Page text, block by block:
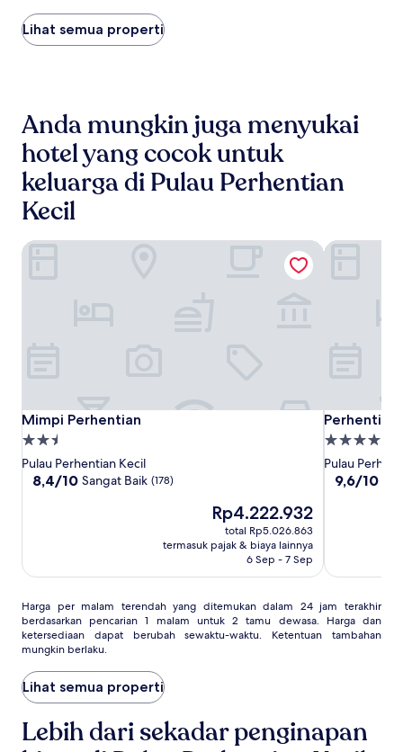
yang
ditemukan
dalam
berdasarkan
pencarian
1
malam
untuk
2
tamu
dewasa.
Harga
dan
Lihat semua properti
Anda mungkin juga menyukai
hotel yang cocok untuk
keluarga di Pulau Perhentian
Kecil
Mimpi
Perhentian
Mimpi
Perhentian
Mimpi Perhentian
Mimpi Perhentian
Properti
bintang
2.5
Pulau Perhentian Kecil
8.4
8,4/10 Sangat Baik (178)
Harga
sekarang
Rp4.222.932
Rp4.222.932
total Rp5.026.863
termasuk pajak & biaya lainnya
6 Sep - 7 Sep
Mimpi Perhentian
Perhentian
Marriott
Resort
Perhentian
Perhentian
Properti
bintang
5.0
Pulau
9.6
9,6/10
Perhentian
Harga
per
malam
terendah
yang
ditemukan
dalam
24
jam
Harga per malam terendah yang ditemukan dalam 24 jam terakhir
berdasarkan pencarian 1 malam untuk 2 tamu dewasa. Harga dan
ketersediaan dapat berubah sewaktu-waktu. Ketentuan tambahan
mungkin berlaku.
Lihat semua properti
Lebih dari sekadar penginapan